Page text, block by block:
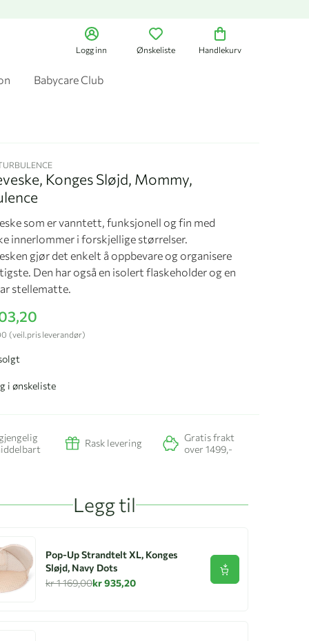
Logg inn Ønskeliste Handlekurv
Babycare Club
Konges Sløjd, Mommy,
som er vanntett, funksjonell og fin med
innerlommer i forskjellige størrelser.
gjør det enkelt å oppbevare og organisere
Den har også en isolert flaskeholder og en
stellematte.
(veil.pris leverandør)
i ønskeliste
Rask levering
Gratis frakt
over 1499,-
Legg til
Pop-Up Strandtelt XL, Konges
Sløjd, Navy Dots
kr 1 169,00kr 935,20
Se produkt